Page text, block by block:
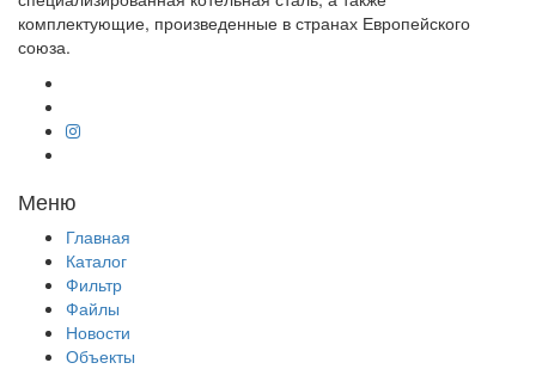
комплектующие, произведенные в странах Европейского
союза.
Меню
Главная
Каталог
Фильтр
Файлы
Новости
Объекты